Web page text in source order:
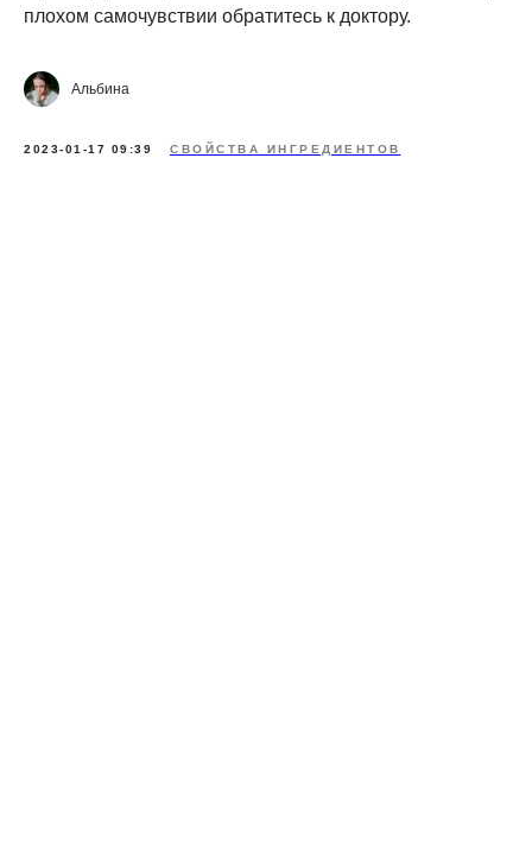
плохом самочувствии обратитесь к доктору.
Альбина
2023-01-17 09:39 СВОЙСТВА ИНГРЕДИЕНТОВ